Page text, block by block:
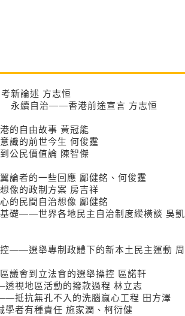
新論述 方志恒
永續自治——香港前途宣言 方志恒
的自由故事 黃冠能
識的前世今生 何俊霆
公民價值論 陳智傑
者的一些回應 鄺健銘、何俊霆
像的政制方案 房吉祥
的民間自治想像 鄺健銘
礎——世界各地民主自治制度縱橫談 吳凱
——選舉專制政體下的新本土民主運動 周
議會到立法會的選舉操控 區諾軒
視地區活動的撥款過程 林立志
抵抗無孔不入的洗腦贏心工程 田方澤
者有種責任 施家潤、柯衍健